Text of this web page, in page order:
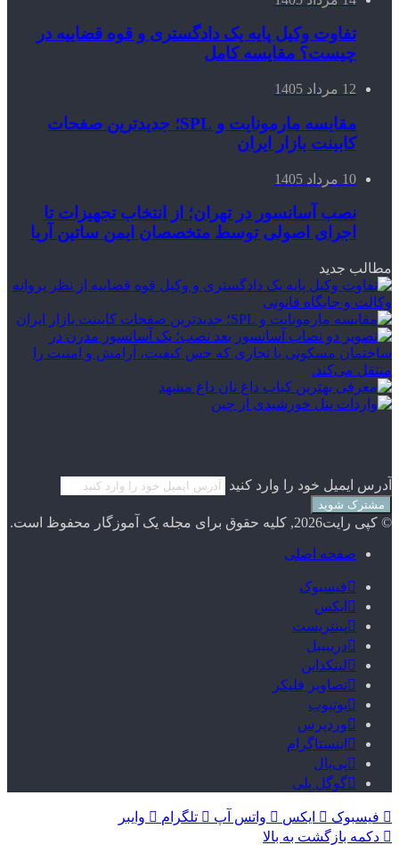
تفاوت وکیل پایه یک دادگستری و قوه قضاییه در
چیست؟ مقایسه کامل
12 مرداد 1405
مقایسه مارمونایت و SPL؛ جدیدترین صفحات
کابینت بازار ایران
10 مرداد 1405
نصب آسانسور در تهران؛ از انتخاب تجهیزات تا
اجرای اصولی توسط متخصصان ایمن ساتین آریا
مطالب جدید
آدرس ایمیل خود را وارد کنید
© کپی رایت2026, کلیه حقوق برای مجله یک آموزگار محفوظ است.
صفحه اصلی
فیسبوک
ایکس
پینتریست
دریبببل
لینکداین
تصاویر فلیکر
یوتیوب
وردپرس
اینستاگرام
پی‌پال
گوگل پلی
فیسبوک ایکس واتس آپ تلگرام
وایبر
دکمه بازگشت به بالا